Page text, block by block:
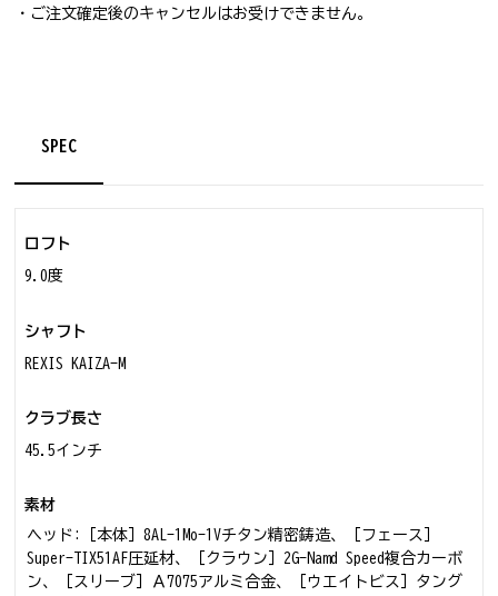
・ご注文確定後のキャンセルはお受けできません。
SPEC
ロフト
9.0度
シャフト
REXIS KAIZA-M
クラブ長さ
45.5インチ
素材
ヘッド:［本体］8AL-1Mo-1Vチタン精密鋳造、［フェース］
Super-TIX51AF圧延材、［クラウン］2G-Namd Speed複合カーボ
ン、［スリーブ］Ａ7075アルミ合金、［ウエイトビス］タング